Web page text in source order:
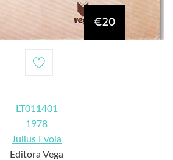
€20
LT011401
1978
Julius Evola
Editora Vega